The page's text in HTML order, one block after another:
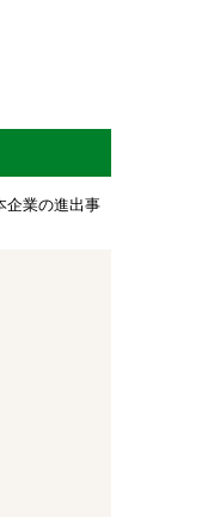
企業の進出事